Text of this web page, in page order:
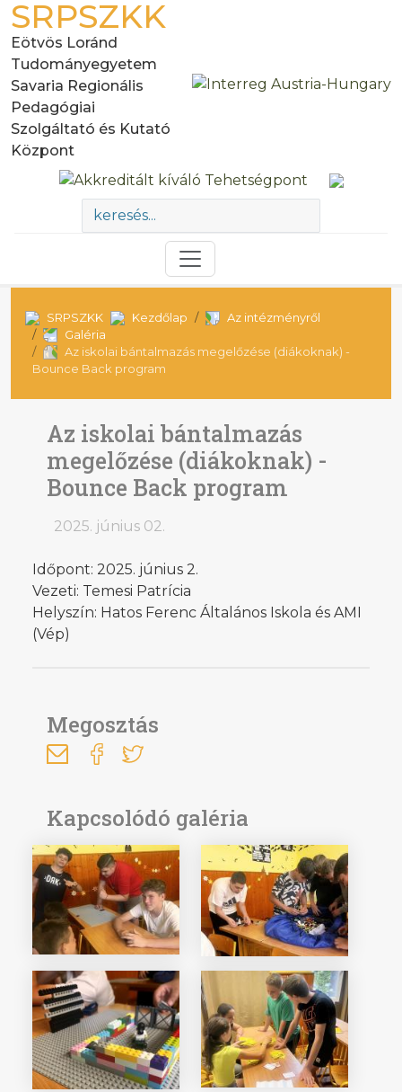
SRPSZKK
Eötvös Loránd
Tudományegyetem
Savaria Regionális
Pedagógiai
Szolgáltató és Kutató
Központ
SRPSZKK Kezdőlap
Az intézményről
Galéria
Az iskolai bántalmazás megelőzése (diákoknak) -
Bounce Back program
Az iskolai bántalmazás
megelőzése (diákoknak) -
Bounce Back program
2025. június 02.
Időpont: 2025. június 2.
Vezeti: Temesi Patrícia
Helyszín: Hatos Ferenc Általános Iskola és AMI
(Vép)
Megosztás
Kapcsolódó galéria